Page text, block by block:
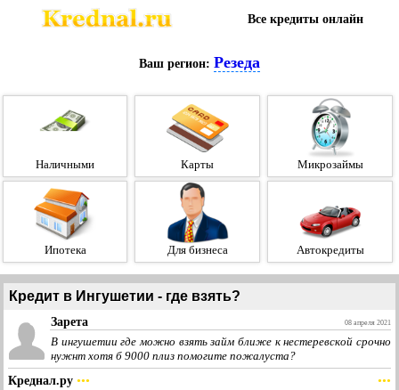
Все кредиты онлайн
Ваш регион: Резеда
Наличными Карты Микрозаймы
Ипотека Для бизнеса Автокредиты
Кредит в Ингушетии - где взять?
Зарета 08 апреля 2021
В ингушетии где можно взять займ ближе к нестеревской срочно
нужнт хотя б 9000 плиз помогите пожалуста?
Креднал.ру ••• •••